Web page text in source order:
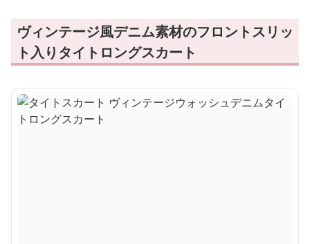
ヴィンテージ風デニム素材のフロントスリッ
ト入りタイトロングスカート